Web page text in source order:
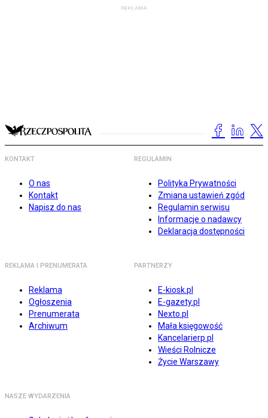
KONTAKT
O nas
Kontakt
Napisz do nas
REGULAMIN
Polityka Prywatności
Zmiana ustawień zgód
Regulamin serwisu
Informacje o nadawcy
Deklaracja dostępności
REKLAMA I PRENUMERATA
Reklama
Ogłoszenia
Prenumerata
Archiwum
PARTNERZY
E-kiosk.pl
E-gazety.pl
Nexto.pl
Mała księgowość
Kancelarierp.pl
Wieści Rolnicze
Życie Warszawy
NASZE WYDARZENIA